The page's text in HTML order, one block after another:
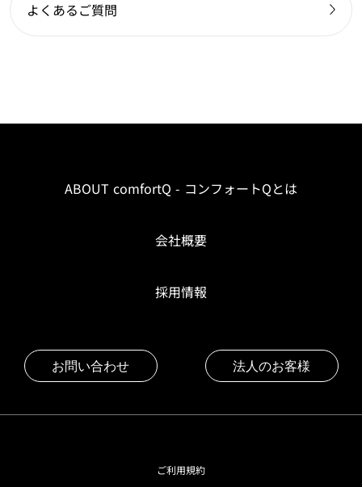
よくあるご質問
ABOUT comfortQ - コンフォートQとは
会社概要
採用情報
お問い合わせ 法人のお客様
ご利用規約